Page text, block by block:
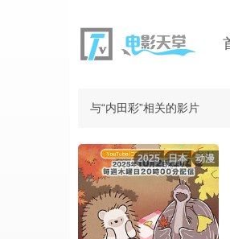
与“内田彩”相关的影片
动漫
日本
2025